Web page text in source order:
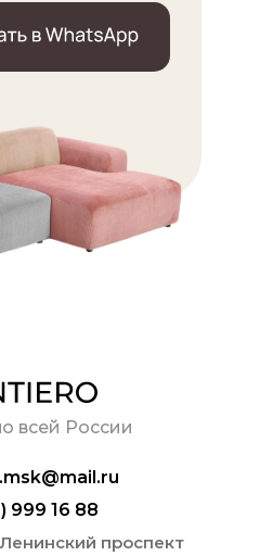
всей России
999 16 88
проспект